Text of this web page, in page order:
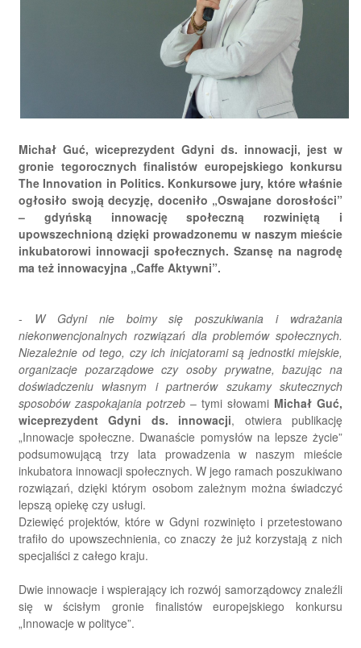
Michał Guć, wiceprezydent Gdyni ds. innowacji, jest w
gronie tegorocznych finalistów europejskiego konkursu
The Innovation in Politics. Konkursowe jury, które właśnie
ogłosiło swoją decyzję, doceniło „Oswajane dorosłości”
– gdyńską innowację społeczną rozwiniętą i
upowszechnioną dzięki prowadzonemu w naszym mieście
inkubatorowi innowacji społecznych. Szansę na nagrodę
ma też innowacyjna „Caffe Aktywni”.
- W Gdyni nie boimy się poszukiwania i wdrażania
niekonwencjonalnych rozwiązań dla problemów społecznych.
Niezależnie od tego, czy ich inicjatorami są jednostki miejskie,
organizacje pozarządowe czy osoby prywatne, bazując na
doświadczeniu własnym i partnerów szukamy skutecznych
sposobów zaspokajania potrzeb – tymi słowami Michał Guć,
wiceprezydent Gdyni ds. innowacji, otwiera publikację
„Innowacje społeczne. Dwanaście pomysłów na lepsze życie”
podsumowującą trzy lata prowadzenia w naszym mieście
inkubatora innowacji społecznych. W jego ramach poszukiwano
rozwiązań, dzięki którym osobom zależnym można świadczyć
lepszą opiekę czy usługi.
Dziewięć projektów, które w Gdyni rozwinięto i przetestowano
trafiło do upowszechnienia, co znaczy że już korzystają z nich
specjaliści z całego kraju.
Dwie innowacje i wspierający ich rozwój samorządowcy znaleźli
się w ścisłym gronie finalistów europejskiego konkursu
„Innowacje w polityce”.